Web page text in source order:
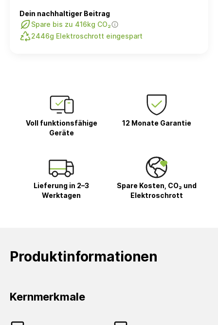
Dein nachhaltiger Beitrag
Spare bis zu 416kg CO₂
2446g Elektroschrott eingespart
Voll funktionsfähige
Geräte
12 Monate Garantie
Lieferung in 2–3
Werktagen
Spare Kosten, CO₂ und
Elektroschrott
Produktinformationen
Kernmerkmale